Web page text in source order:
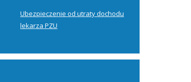
Ubezpieczenie od utraty dochodu
lekarza PZU